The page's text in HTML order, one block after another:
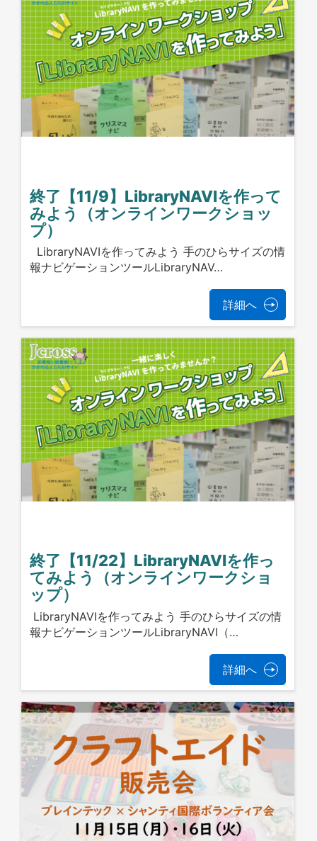
終了【11/9】LibraryNAVIを作って
みよう（オンラインワークショッ
プ）
LibraryNAVIを作ってみよう 手のひらサイズの情
報ナビゲーションツールLibraryNAV…
詳細へ
終了【11/22】LibraryNAVIを作っ
てみよう（オンラインワークショ
ップ）
LibraryNAVIを作ってみよう 手のひらサイズの情
報ナビゲーションツールLibraryNAVI（…
詳細へ